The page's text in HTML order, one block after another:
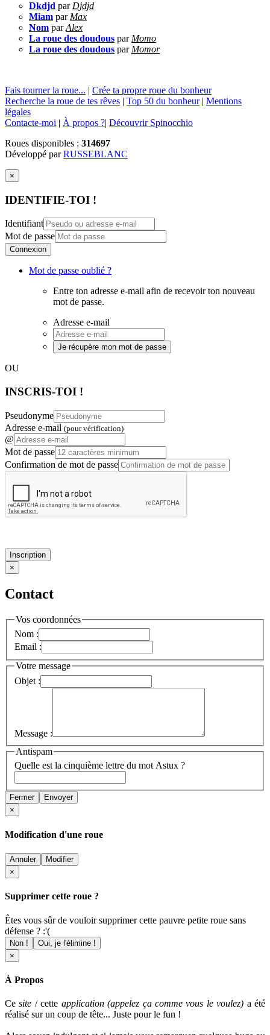
Dkdjd par Djdjd
Miam par Max
Nom parAlex
La roue des doudous par Momo
La roue des doudous par Momor
Fais tourner la roue... | Crée ta propre roue du bonheur
Recherche la roue de tes rêves | Top 50 du bonheur| Mentions
légales
Contacte-moi | À propos ?| Découvrir Spinocchio
Roues disponibles : 314697
Développé parRUSSEBLANC
×
IDENTIFIE-TOI !
Identifiant
Mot de passe
Connexion
Mot de passe oublié ?
Entre ton adresse e-mail afin de recevoir ton nouveau
mot de passe.
Adresse e-mail
Je récupère mon mot de passe
OU
INSCRIS-TOI !
Pseudonyme
Adresse e-mail (pour vérification)
@
Mot de passe
Confirmation de mot de passe
Inscription
×
Contact
Vos coordonnées
Nom :
Email :
Votre message
Objet :
Message :
Antispam
Quelle est la cinquième lettre du mot Astux ?
Fermer
Envoyer
×
Modification d'une roue
Annuler
Modifier
×
Supprimer cette roue ?
Êtes vous sûr de vouloir supprimer cette pauvre petite roue sans
défense ? :'(
Non !
Oui, je l'élimine !
×
À Propos
Cesite / cette application (appelez ça comme vous le voulez) a été
réalisé sur un coup de tête... Juste pour le fun !